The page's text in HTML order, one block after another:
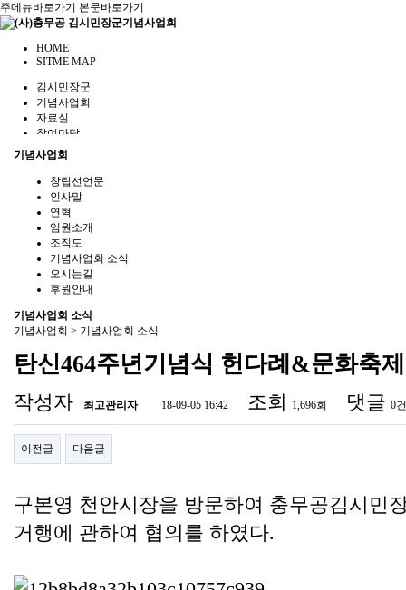
주메뉴바로가기 본문바로가기
HOME
SITME MAP
김시민장군
기념사업회
자료실
참여마당
관련사이트
기념사업회
창립선언문
인사말
연혁
임원소개
조직도
기념사업회 소식
오시는길
후원안내
기념사업회 소식
기념사업회 > 기념사업회 소식
탄신464주년기념식 헌다례&문화축
작성자 최고관리자 18-09-05 16:42 조회 1,696회 댓글 0건
이전글 다음글
구본영 천안시장을 방문하여 충무공김시민
거행에 관하여 협의를 하였다.